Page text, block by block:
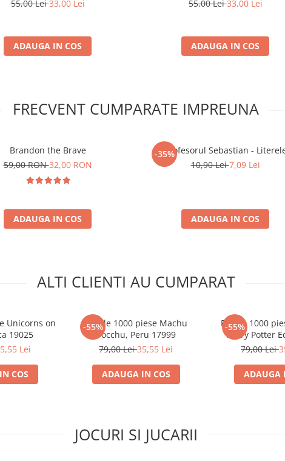
55,00 Lei33,00 Lei
ADAUGA IN COS
55,00 Lei33,00 Lei
ADAUGA IN COS
FRECVENT CUMPARATE IMPREUNA
Brandon the Brave
59,00 RON32,00 RON
ADAUGA IN COS
-35%Profesorul Sebastian -
10,90 Lei7,09 Lei
ADAUGA IN COS
ALTI CLIENTI AU CUMPARAT
Unicorns on
19025
Lei
COS
-55%
Puzzle 1000 piese Machu
Pocchu, Peru 17999
79,00 Lei35,55 Lei
ADAUGA IN COS
-55%
Puzzle 1000
Harry Potter
79,00 Lei
ADAUGA
JOCURI SI JUCARII